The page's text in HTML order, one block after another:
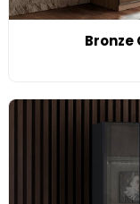
Bronze